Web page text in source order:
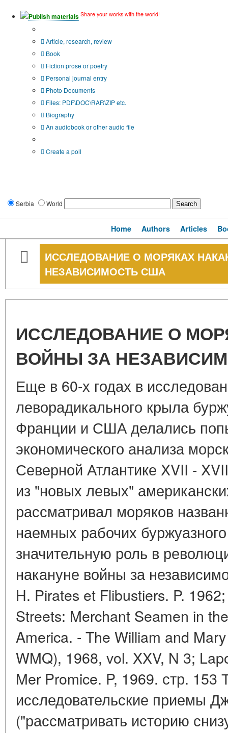
Publish materials Share your works with the world!
Article, research, review
Book
Fiction prose or poetry
Personal journal entry
Photo Documents
Files: PDF\DOC\RAR\ZIP etc.
Biography
An audiobook or other audio file
Create a poll
Serbia World
Home Authors Articles
ИССЛЕДОВАНИЕ О МОРЯКАХ
НЕЗАВИСИМОСТЬ США
ИССЛЕДОВАНИЕ О
ВОЙНЫ ЗА
Еще в 60-х годах в
леворадикального крыла
Франции и США делались
экономического анализа
Северной Атлантике XVII -
из "новых левых"
рассматривал моряков
наемных рабочих
значительную роль в
накануне войны за
H. Pirates et Flibustiers. P.
Streets: Merchant Seamen in
America. - The William and
WMQ), 1968, vol. XXV, N 3;
Mer Promice. P, 1969. стр. 153
исследовательские приемы
("рассматривать историю